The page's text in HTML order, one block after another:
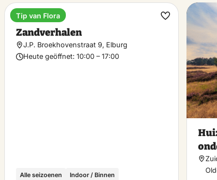
Museum
Zandverhalen
J.P. Broekhovenstraat 9, Elburg
Heute geöffnet: 10:00 – 17:00
Alle seizoenen Indoor / Binnen
Tip van Flora
Favorit
machen